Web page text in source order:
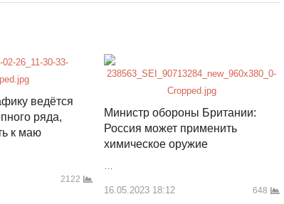
ведётся
ряда,
к маю
2122
Министр обороны Британии:
Россия может применить
химическое оружие
…
16.05.2023 18:12 648